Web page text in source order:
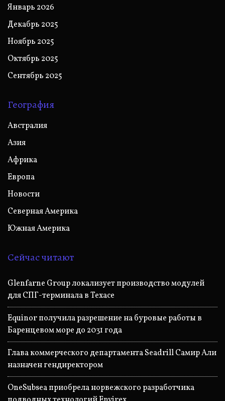
Январь 2026
Декабрь 2025
Ноябрь 2025
Октябрь 2025
Сентябрь 2025
География
Австралия
Азия
Африка
Европа
Новости
Северная Америка
Южная Америка
Сейчас читают
Glenfarne Group локализует производство модулей
для СПГ-терминала в Техасе
Equinor получила разрешение на буровые работы в
Баренцевом море до 2031 года
Глава коммерческого департамента Seadrill Самир Али
назначен гендиректором
OneSubsea приобрела норвежского разработчика